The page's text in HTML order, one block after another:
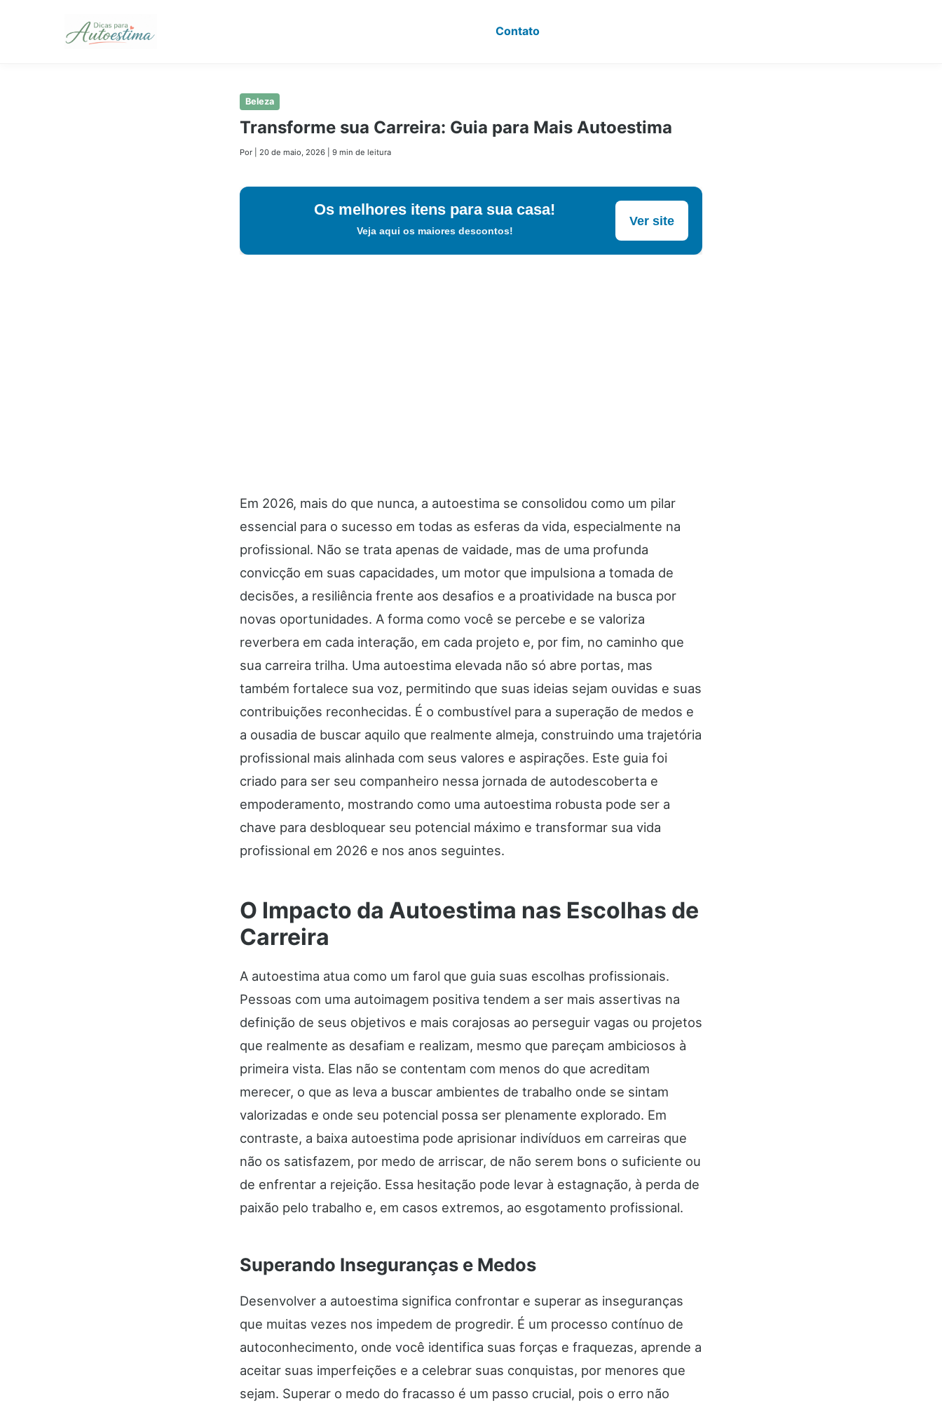
Contato
Beleza
Transforme sua Carreira: Guia para Mais Autoestima
Por 20 de maio, 2026 9 min de leitura
Os melhores itens para sua casa!
Veja aqui os maiores descontos!
Ver site
Em 2026, mais do que nunca, a autoestima se consolidou como um pilar
essencial para o sucesso em todas as esferas da vida, especialmente na
profissional. Não se trata apenas de vaidade, mas de uma profunda
convicção em suas capacidades, um motor que impulsiona a tomada de
decisões, a resiliência frente aos desafios e a proatividade na busca por
novas oportunidades. A forma como você se percebe e se valoriza
reverbera em cada interação, em cada projeto e, por fim, no caminho que
sua carreira trilha. Uma autoestima elevada não só abre portas, mas
também fortalece sua voz, permitindo que suas ideias sejam ouvidas e suas
contribuições reconhecidas. É o combustível para a superação de medos e
a ousadia de buscar aquilo que realmente almeja, construindo uma trajetória
profissional mais alinhada com seus valores e aspirações. Este guia foi
criado para ser seu companheiro nessa jornada de autodescoberta e
empoderamento, mostrando como uma autoestima robusta pode ser a
chave para desbloquear seu potencial máximo e transformar sua vida
profissional em 2026 e nos anos seguintes.
O Impacto da Autoestima nas Escolhas de
Carreira
A autoestima atua como um farol que guia suas escolhas profissionais.
Pessoas com uma autoimagem positiva tendem a ser mais assertivas na
definição de seus objetivos e mais corajosas ao perseguir vagas ou projetos
que realmente as desafiam e realizam, mesmo que pareçam ambiciosos à
primeira vista. Elas não se contentam com menos do que acreditam
merecer, o que as leva a buscar ambientes de trabalho onde se sintam
valorizadas e onde seu potencial possa ser plenamente explorado. Em
contraste, a baixa autoestima pode aprisionar indivíduos em carreiras que
não os satisfazem, por medo de arriscar, de não serem bons o suficiente ou
de enfrentar a rejeição. Essa hesitação pode levar à estagnação, à perda de
paixão pelo trabalho e, em casos extremos, ao esgotamento profissional.
Superando Inseguranças e Medos
Desenvolver a autoestima significa confrontar e superar as inseguranças
que muitas vezes nos impedem de progredir. É um processo contínuo de
autoconhecimento, onde você identifica suas forças e fraquezas, aprende a
aceitar suas imperfeições e a celebrar suas conquistas, por menores que
sejam. Superar o medo do fracasso é um passo crucial, pois o erro não